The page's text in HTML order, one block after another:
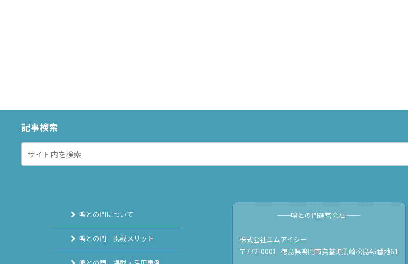
記事検索
鳴との門について
鳴との門 掲載メリット
──鳴との門運営会社 ──
株式会社エムアイシー
〒772-0001 徳島県鳴門市撫養町黒崎松島45番地61